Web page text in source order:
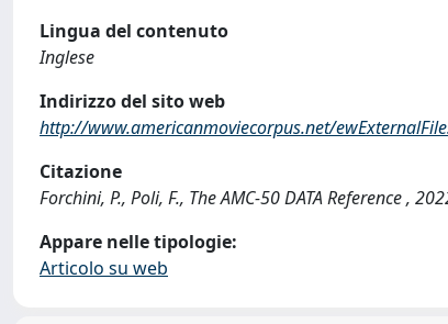
Lingua del contenuto
Inglese
Indirizzo del sito web
http://www.americanmoviecorpus.net/
Citazione
Forchini, P., Poli, F., The AMC-50 DATA Reference ,
Appare nelle tipologie:
Articolo su web